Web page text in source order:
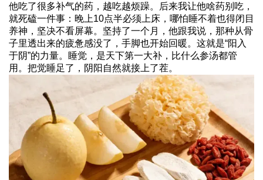
他吃了很多补气的药，越吃越烦躁。后来我让他啥药别吃，
就死磕一件事：晚上10点半必须上床，哪怕睡不着也得闭目
养神，坚决不看屏幕。坚持了一个月，他跟我说，那种从骨
子里透出来的疲惫感没了，手脚也开始回暖。这就是“阳入
于阴”的力量。睡觉，是天下第一大补，比什么参汤都管
用。把觉睡足了，阴阳自然就接上了茬。